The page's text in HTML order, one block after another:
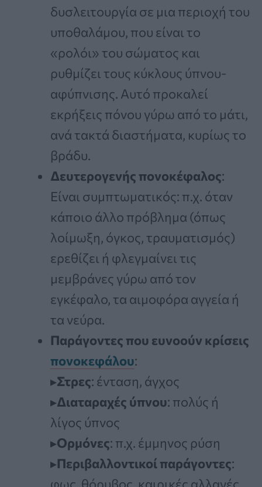
δυσλειτουργία σε μια περιοχή του
υποθαλάμου, που είναι το
«ρολόι» του σώματος και
ρυθμίζει τους κύκλους ύπνου-
αφύπνισης. Αυτό προκαλεί
εκρήξεις πόνου γύρω από το μάτι,
ανά τακτά διαστήματα, κυρίως το
βράδυ.
Δευτερογενής πονοκέφαλος:
Είναι συμπτωματικός: π.χ. όταν
κάποιο άλλο πρόβλημα (όπως
λοίμωξη, όγκος, τραυματισμός)
ερεθίζει ή φλεγμαίνει τις
μεμβράνες γύρω από τον
εγκέφαλο, τα αιμοφόρα αγγεία ή
τα νεύρα.
Παράγοντες που ευνοούν κρίσεις
πονοκεφάλου:
▸Στρες: ένταση, άγχος
▸Διαταραχές ύπνου: πολύς ή
λίγος ύπνος
▸Ορμόνες: π.χ. έμμηνος ρύση
▸Περιβαλλοντικοί παράγοντες:
φως, θόρυβος, καιρικές αλλαγές